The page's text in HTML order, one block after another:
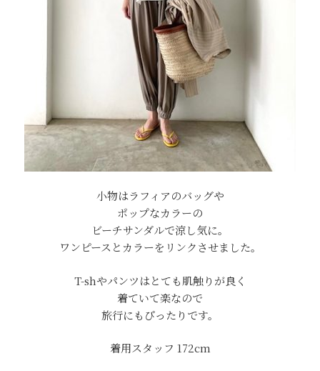
小物はラフィアのバッグや
ポップなカラーの
ビーチサンダルで涼し気に。
ワンピースとカラーをリンクさせました。
T-shやパンツはとても肌触りが良く
着ていて楽なので
旅行にもぴったりです。
着用スタッフ 172cm